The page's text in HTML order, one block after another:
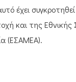
έχει
και της Εθνικής
(ΕΣΑΜΕΑ).